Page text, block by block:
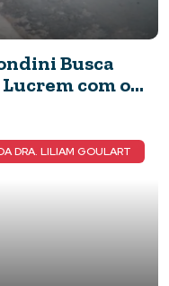
Busca
com o
DRA. LILIAM GOULART